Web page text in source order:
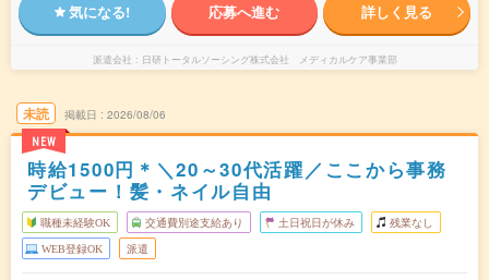
気になる! 応募へ進む 詳しく見る
派遣会社 日研トータルソーシング株式会社 メディカルケア事業部
未読
NEW
掲載日 2026/08/06
時給1500円＊＼20～30代活躍／ここから事務
デビュー！髪・ネイル自由
職種未経験OK 交通費別途支給あり 土日祝日が休み 残業なし
WEB登録OK 派遣